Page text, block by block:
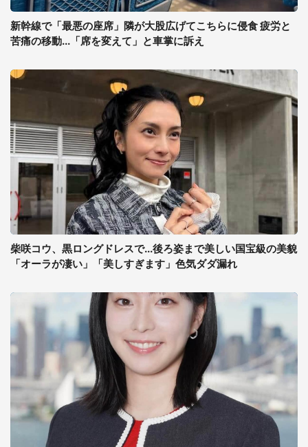
新幹線で「最悪の座席」隣が大股広げてこちらに侵食 疲労と
苦痛の移動...「席を変えて」と車掌に訴え
柴咲コウ、黒ロングドレスで...後ろ姿まで美しい国宝級の美貌
「オーラが凄い」「美しすぎます」色気ダダ漏れ